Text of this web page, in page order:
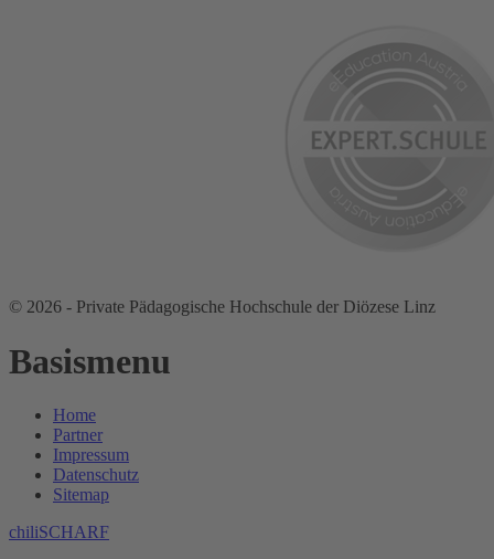
© 2026 - Private Pädagogische Hochschule der Diözese Linz
Basismenu
Home
Partner
Impressum
Datenschutz
Sitemap
chiliSCHARF